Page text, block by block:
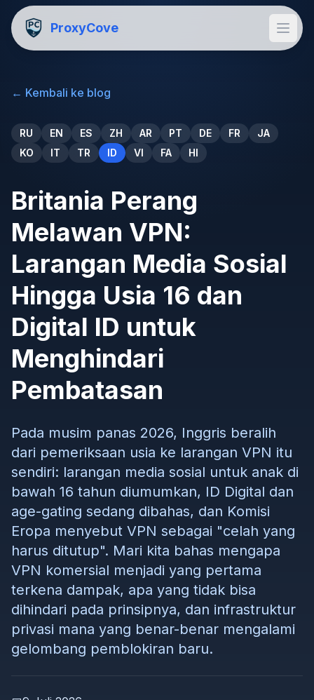
ProxyCove
← Kembali ke blog
RU EN ES ZH AR PT DE FR
JA
KO
IT TR ID VI FA HI
Britania Perang
Melawan VPN:
Larangan Media Sosial
Hingga Usia 16 dan
Digital ID untuk
Menghindari
Pembatasan
Pada musim panas 2026, Inggris beralih
dari pemeriksaan usia ke larangan VPN itu
sendiri: larangan media sosial untuk anak di
bawah 16 tahun diumumkan, ID Digital dan
age-gating sedang dibahas, dan Komisi
Eropa menyebut VPN sebagai "celah yang
harus ditutup". Mari kita bahas mengapa
VPN komersial menjadi yang pertama
terkena dampak, apa yang tidak bisa
dihindari pada prinsipnya, dan infrastruktur
privasi mana yang benar-benar mengalami
gelombang pemblokiran baru.